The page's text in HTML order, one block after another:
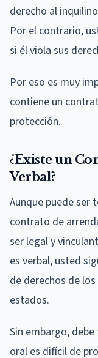
derecho al
Por el contrario,
si él viola sus
Por eso es muy
contiene un
protección.
¿Existe un
Verbal?
Aunque puede ser
contrato de
ser legal y
es verbal, usted
de derechos de
estados.
Sin embargo,
oral es difícil de